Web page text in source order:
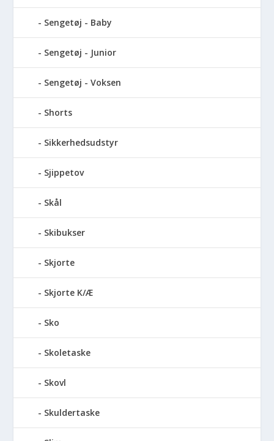
Sengetøj - Baby
Sengetøj - Junior
Sengetøj - Voksen
Shorts
Sikkerhedsudstyr
Sjippetov
Skål
Skibukser
Skjorte
Skjorte K/Æ
Sko
Skoletaske
Skovl
Skuldertaske